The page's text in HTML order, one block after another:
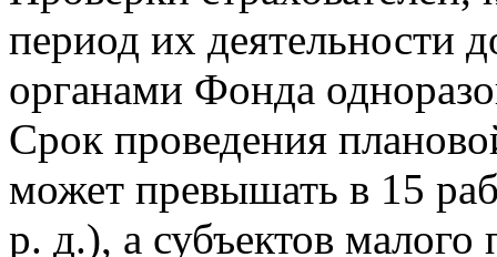
период их деятельности
органами Фонда
Срок проведения
может превышать в 15
р. д.), а субъектов